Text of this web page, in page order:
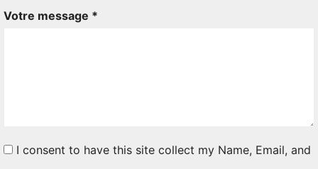
Votre message *
I consent to have this site collect my Name, Email, and